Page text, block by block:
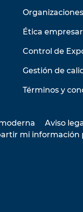
Ética
Control de
Gestión de
Términos y
Aviso
mi información